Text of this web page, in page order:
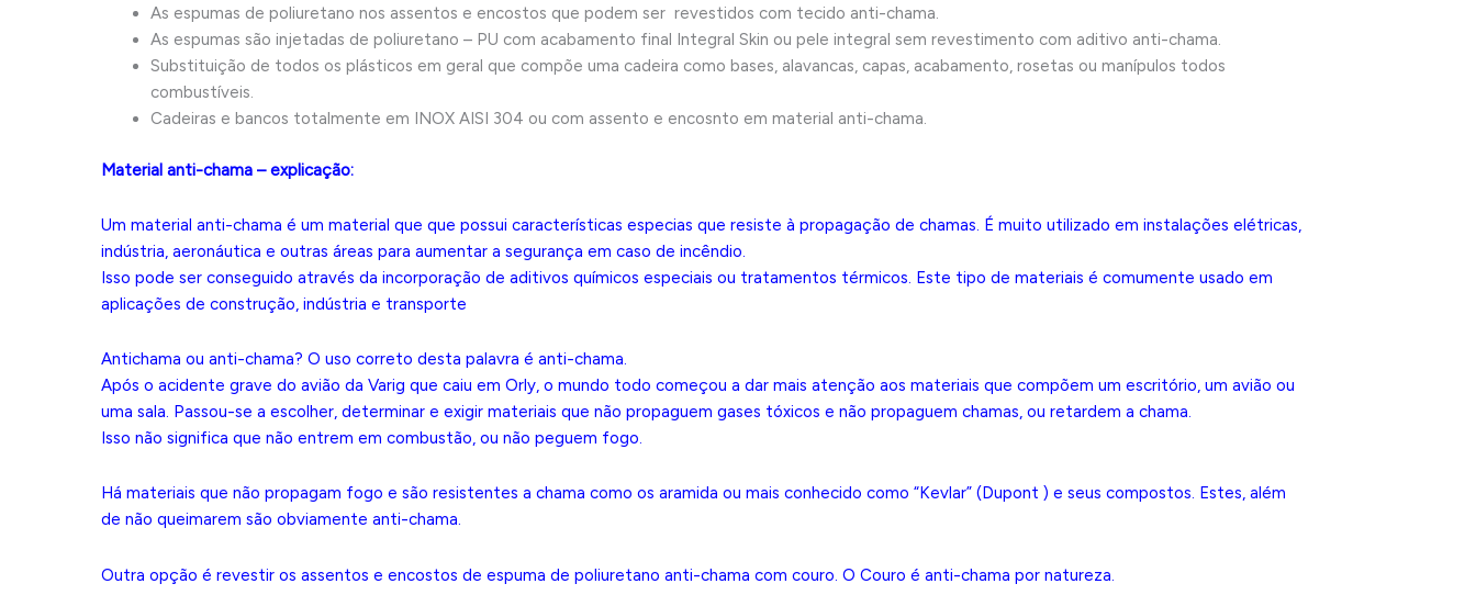
As espumas de poliuretano nos assentos e encostos que podem ser revestidos com tecido anti-chama.
As espumas são injetadas de poliuretano – PU com acabamento final Integral Skin ou pele integral sem revestimento com aditivo anti-chama.
Substituição de todos os plásticos em geral que compõe uma cadeira como bases, alavancas, capas, acabamento, rosetas ou manípulos todos
combustíveis.
Cadeiras e bancos totalmente em INOX AISI 304 ou com assento e encosnto em material anti-chama.
Material anti-chama – explicação:
Um material anti-chama é um material que que possui características especias que resiste à propagação de chamas. É muito utilizado em instalações elétricas,
indústria, aeronáutica e outras áreas para aumentar a segurança em caso de incêndio.
Isso pode ser conseguido através da incorporação de aditivos químicos especiais ou tratamentos térmicos. Este tipo de materiais é comumente usado em
aplicações de construção, indústria e transporte
Antichama ou anti-chama? O uso correto desta palavra é anti-chama.
Após o acidente grave do avião da Varig que caiu em Orly, o mundo todo começou a dar mais atenção aos materiais que compõem um escritório, um avião ou
uma sala. Passou-se a escolher, determinar e exigir materiais que não propaguem gases tóxicos e não propaguem chamas, ou retardem a chama.
Isso não significa que não entrem em combustão, ou não peguem fogo.
Há materiais que não propagam fogo e são resistentes a chama como os aramida ou mais conhecido como “Kevlar” (Dupont ) e seus compostos. Estes, além
de não queimarem são obviamente anti-chama.
Outra opção é revestir os assentos e encostos de espuma de poliuretano anti-chama com couro. O Couro é anti-chama por natureza.